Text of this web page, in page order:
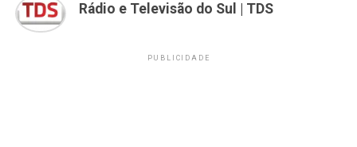
Rádio e Televisão do Sul | TDS
PUBLICIDADE